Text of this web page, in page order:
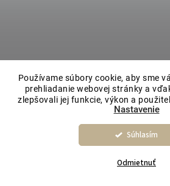
Používame súbory cookie, aby sme
prehliadanie webovej stránky a
zlepšovali jej funkcie, výkon a
Nastavenie
Odmietnuť
Súhlasím